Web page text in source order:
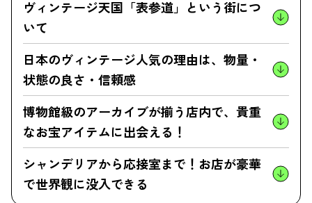
ヴィンテージ天国「表参道」という街につ
いて
日本のヴィンテージ人気の理由は、物量・
状態の良さ・信頼感
博物館級のアーカイブが揃う店内で、貴重
なお宝アイテムに出会える！
シャンデリアから応接室まで！お店が豪華
で世界観に没入できる